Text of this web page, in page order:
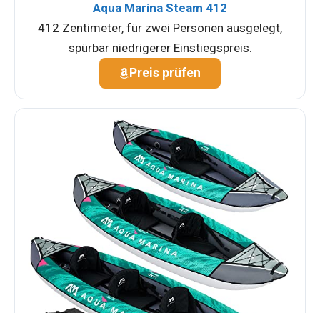
Aqua Marina Steam 412
412 Zentimeter, für zwei Personen ausgelegt,
spürbar niedrigerer Einstiegspreis.
Preis prüfen